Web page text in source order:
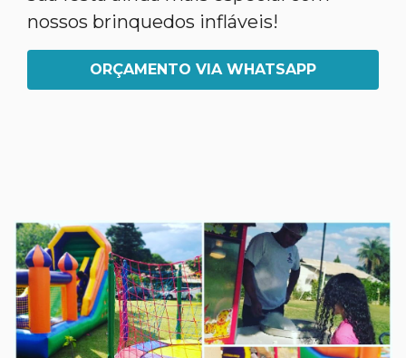
nossos brinquedos infláveis!
ORÇAMENTO VIA WHATSAPP